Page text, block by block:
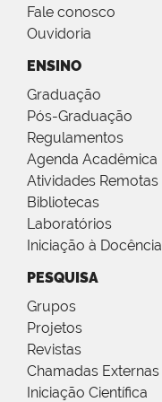
Fale conosco
Ouvidoria
ENSINO
Graduação
Pós-Graduação
Regulamentos
Agenda Acadêmica
Atividades Remotas
Bibliotecas
Laboratórios
Iniciação à Docência
PESQUISA
Grupos
Projetos
Revistas
Chamadas Externas
Iniciação Científica